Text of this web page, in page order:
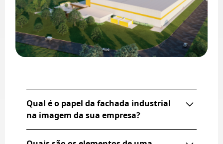
Qual é o papel da fachada industrial
na imagem da sua empresa?